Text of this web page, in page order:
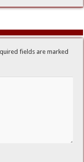
fields are marked